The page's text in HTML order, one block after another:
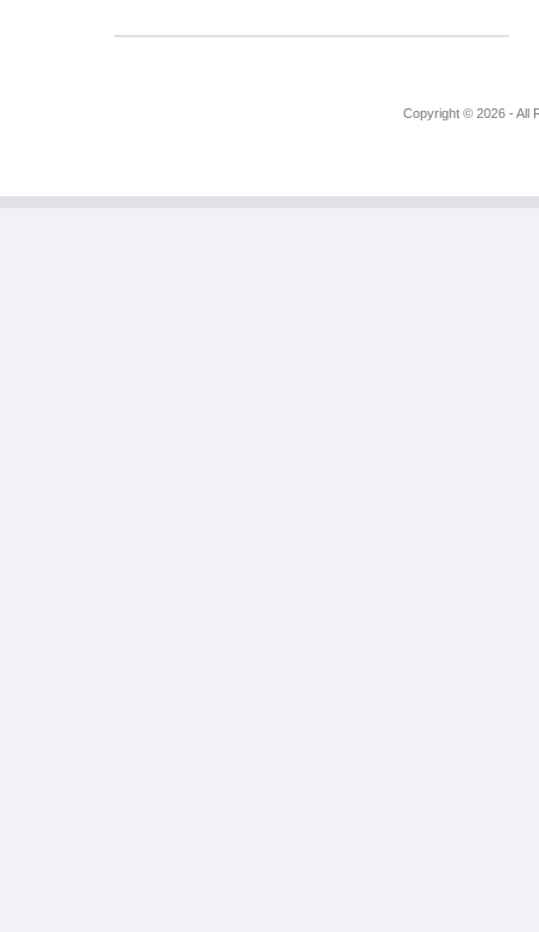
Copyright © 2026 - All